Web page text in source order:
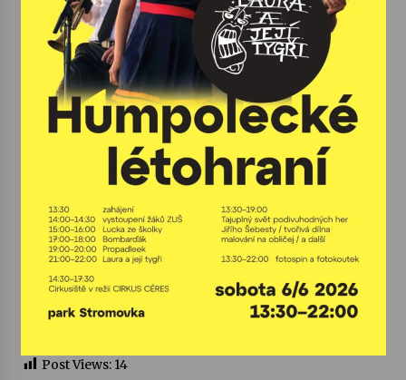
Varhanní recitál Michala Novenka v Klášteře
Želiv
3. 7. 2026
Petr Adamec – Malovaný svět
30. 6. 2026
Post Views: 14